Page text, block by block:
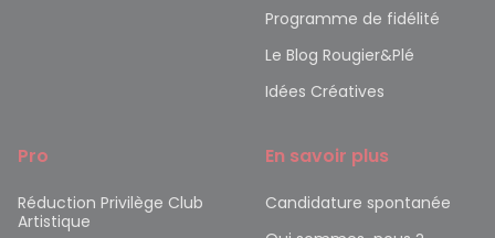
Programme de fidélité
Le Blog Rougier&Plé
Idées Créatives
Pro
Réduction Privilège Club
Artistique
En savoir plus
Candidature spontanée